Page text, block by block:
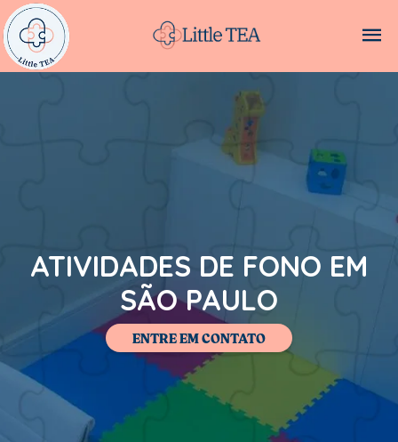
ATIVIDADES DE FONO EM
SÃO PAULO
ENTRE EM CONTATO